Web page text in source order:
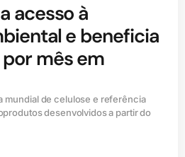
acesso à
e beneficia
mês em
mundial de celulose e referência
desenvolvidos a partir do